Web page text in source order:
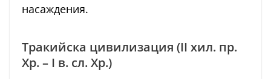
насаждения.
Тракийска цивилизация (II хил. пр.
Хр. – I в. сл. Хр.)